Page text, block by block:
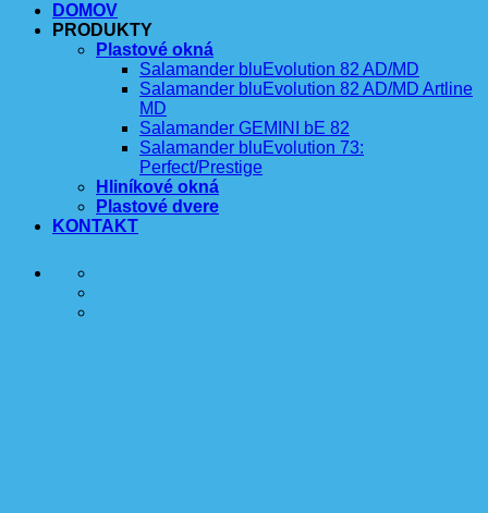
DOMOV
PRODUKTY
Plastové okná
Salamander bluEvolution 82 AD/MD
Salamander bluEvolution 82 AD/MD Artline
MD
Salamander GEMINI bE 82
Salamander bluEvolution 73:
Perfect/Prestige
Hliníkové okná
Plastové dvere
KONTAKT